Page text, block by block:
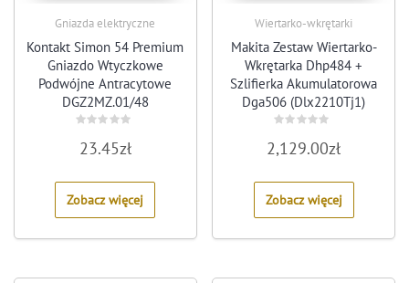
Gniazda elektryczne
Kontakt Simon 54 Premium
Gniazdo Wtyczkowe
Podwójne Antracytowe
DGZ2MZ.01/48
0
out
5
23.45zł
Zobacz więcej
Wiertarko-wkrętarki
Makita Zestaw Wiertarko-
Wkrętarka Dhp484 +
Szlifierka Akumulatorowa
Dga506 (Dlx2210Tj1)
0
out
5
2,129.00zł
Zobacz więcej